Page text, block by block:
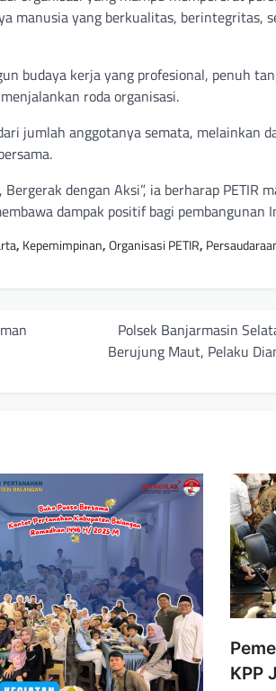
manusia yang berkualitas, berintegritas,
budaya kerja yang profesional, penuh
roda organisasi.
jumlah anggotanya semata, melainkan
dengan Aksi”, ia berharap PETIR
dampak positif bagi pembangunan
, Kepemimpinan,Organisasi PETIR,
Polsek Banjarmasin
Berujung Maut, Pelaku
KPP